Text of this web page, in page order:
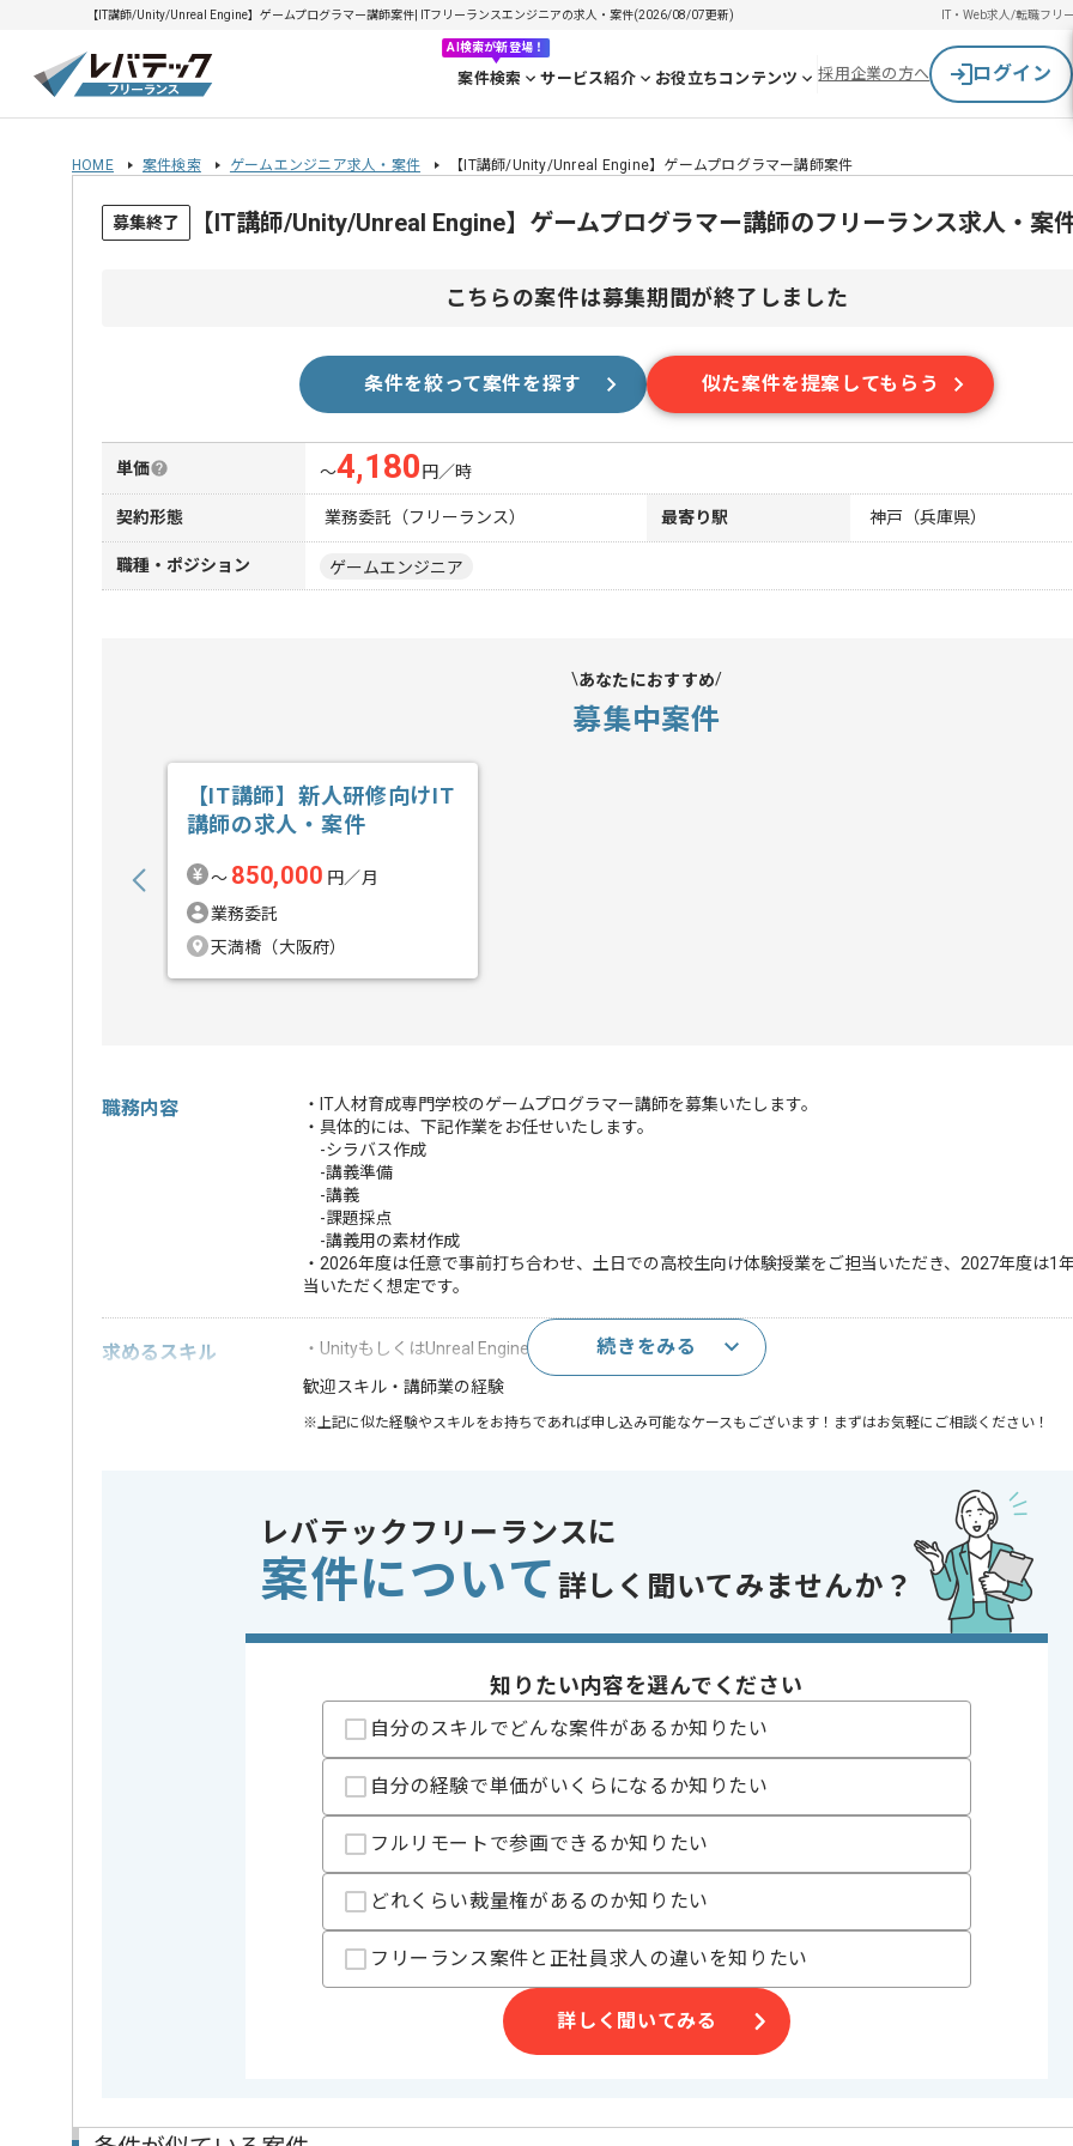
【IT講師/Unity/Unreal Engine】ゲームプログラマー講師案件| ITフリーランスエンジニアの求人・案件(2026/08/07更新) IT・Web求人/転職フリ
AI検索が新登場！
案件検索 サービス紹介 お役立ちコンテンツ 採用企業の方へ ログイン
HOME 案件検索 ゲームエンジニア求人・案件 【IT講師/Unity/Unreal Engine】ゲームプログラマー講師案件
募集終了 【IT講師/Unity/Unreal Engine】ゲームプログラマー講師のフリーランス求人・案
こちらの案件は募集期間が終了しました
条件を絞って案件を探す 似た案件を提案してもらう
単価 〜4,180 円／時
契約形態 業務委託（フリーランス） 最寄り駅 神戸（兵庫県）
職種・ポジション ゲームエンジニア
あなたにおすすめ
募集中案件
【IT講師】新人研修向けIT
講師の求人・案件
〜 850,000 円／月
業務委託
天満橋（大阪府）
職務内容
・IT人材育成専門学校のゲームプログラマー講師を募集いたします。
・具体的には、下記作業をお任せいたします。
-シラバス作成
-講義準備
-講義
-課題採点
-講義用の素材作成
・2026年度は任意で事前打ち合わせ、土日での高校生向け体験授業をご担当いただき、2027年度は1
当いただく想定です。
求めるスキル
・UnityもしくはUnreal Engineを用いたゲーム開発経験
歓迎スキル ・講師業の経験
※上記に似た経験やスキルをお持ちであれば申し込み可能なケースもございます！まずはお気軽にご相談ください！
特徴
参画実績あり , 20代活躍中 , 30代活躍中 , 長期プロジェクト , 実務経験が浅い方OK
迎
※対応いただくコマ数は要相談ですが、週に1日～2日の授業を想定しております。
全国に70校ある大手法人グループの専門学校での講師案件になります。
業界で活躍できる土台をしっかりと育てていく教育コンセプトとなっております。
レバテックの実績がある企業の案件でございます。
IT人材育成に貢献してくださる方を募集しております。
講師経験をしたい方にオススメの案件です。
続きをみる
レバテックフリーランスに
案件について 詳しく聞いてみませんか？
知りたい内容を選んでください
自分のスキルでどんな案件があるか知りたい
自分の経験で単価がいくらになるか知りたい
フルリモートで参画できるか知りたい
どれくらい裁量権があるのか知りたい
フリーランス案件と正社員求人の違いを知りたい
詳しく聞いてみる